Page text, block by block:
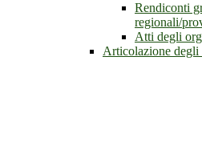
Rendiconti
regionali/
Atti degli
Articolazione